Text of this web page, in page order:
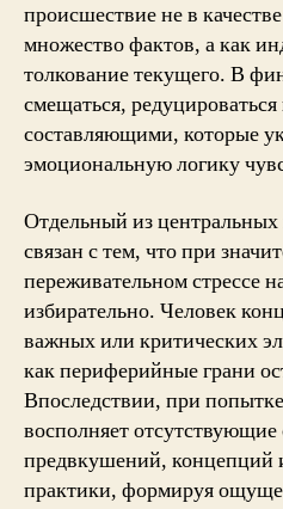
происшествие не в
множество фактов, а как
толкование текущего. В
смещаться,
составляющими, которые
эмоциональную логику
Отдельный из
связан с тем, что при
переживательном стрессе
избирательно. Человек
важных или критических
как периферийные грани
Впоследствии, при
восполняет
предвкушений, концепций
практики, формируя